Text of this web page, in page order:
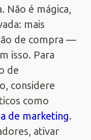
Não é mágica,
mais
de compra —
isso. Para
de
considere
como
de marketing.
ativar